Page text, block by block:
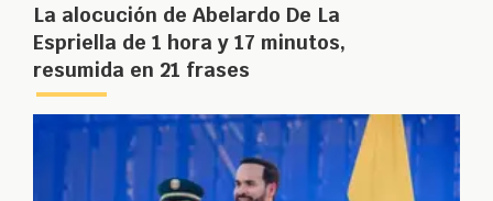
La alocución de Abelardo De La
Espriella de 1 hora y 17 minutos,
resumida en 21 frases